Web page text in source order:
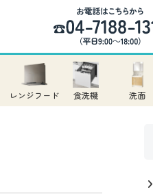
レンジフード 食洗機 洗面